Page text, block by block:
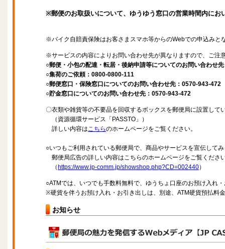
※郵便のお取扱いについて、ゆうゆう窓口の営業時間内に
※バイク自賠責保険はお客さまスマホ等からのWebでの申込みと
※サービスの内容によりお問い合わせ先が異なりますので、ご注
○郵便・小包の配達・転居・後納申請等についてのお問い合わせ
○集荷のご依頼：0800-0800-111
○郵便窓口・保険窓口についてのお問い合わせ先：0570-943-472
○貯金窓口についてのお問い合わせ先：0570-943-472
〇衣類や雑貨等の不要品を回収するボックスを郵便局に設置して
（資源循環サービス「PASSTO」）
詳しい内容はこちらのホームページをご覧ください。
○いつもご利用されている郵便局で、商品やサービスを宣伝して
郵便局広告の詳しい内容はこちらのホームページをご覧くださ
（ https://www.jp-comm.jp/showshop.php?CD=002440）
○ATMでは、いつでも手数料無料で、ゆうちょ口座のお預け入れ
※硬貨を伴うお預け入れ・お引き出しは、別途、ATM硬貨預払料
お知らせ